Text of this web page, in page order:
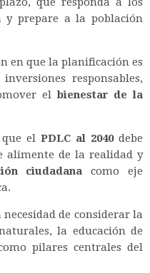
y prepare a la población
en que la planificación es
responsables,
elbienestar de la
el PDLC al 2040debe
alimente de la realidad y
ciudadana como eje
de considerar la
la educación de
pilares centrales del